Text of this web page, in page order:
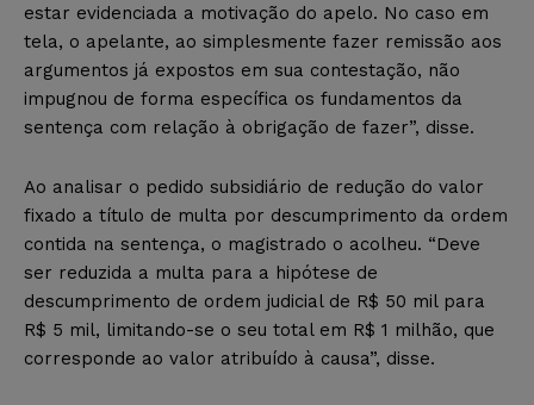
estar evidenciada a motivação do apelo. No caso em
tela, o apelante, ao simplesmente fazer remissão aos
argumentos já expostos em sua contestação, não
impugnou de forma específica os fundamentos da
sentença com relação à obrigação de fazer”, disse.
Ao analisar o pedido subsidiário de redução do valor
fixado a título de multa por descumprimento da ordem
contida na sentença, o magistrado o acolheu. “Deve
ser reduzida a multa para a hipótese de
descumprimento de ordem judicial de R$ 50 mil para
R$ 5 mil, limitando-se o seu total em R$ 1 milhão, que
corresponde ao valor atribuído à causa”, disse.